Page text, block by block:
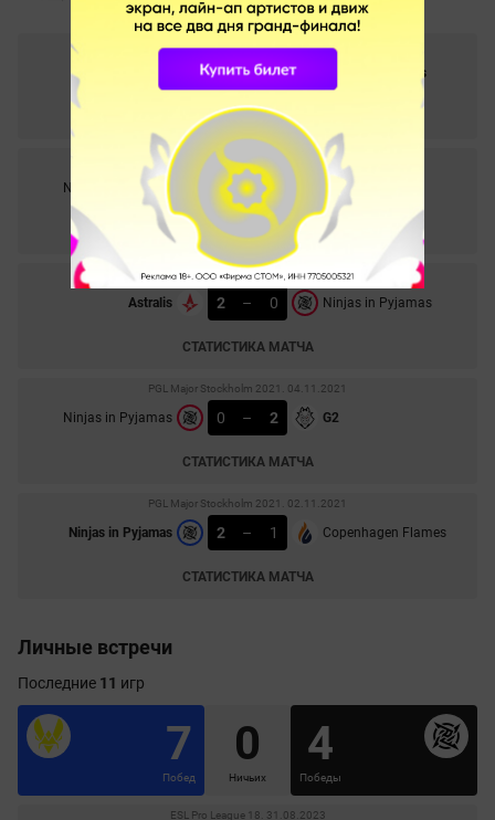
0 – 1 Ninjas in Pyjamas
СТАТИСТИКА МАТЧА
Blast Premier Fall Finals 2021. 26.11.2021
Ninjas in Pyjamas 1 – 2 Liquid
СТАТИСТИКА МАТЧА
Blast Premier Fall Finals 2021. 24.11.2021
Astralis 2 – 0 Ninjas in Pyjamas
СТАТИСТИКА МАТЧА
PGL Major Stockholm 2021. 04.11.2021
Ninjas in Pyjamas 0 – 2 G2
СТАТИСТИКА МАТЧА
PGL Major Stockholm 2021. 02.11.2021
Ninjas in Pyjamas 2 – 1 Copenhagen Flames
СТАТИСТИКА МАТЧА
Личные встречи
Последние 11 игр
7
Побед
0
Ничьих
4
Победы
ESL Pro League 18. 31.08.2023